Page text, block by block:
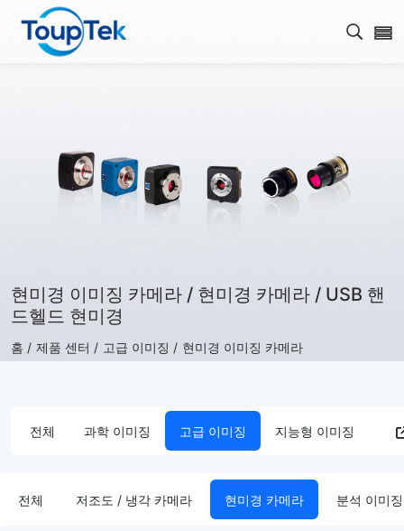
검색
현미경 이미징 카메라 / 현미경 카메라 / USB 핸
드헬드 현미경
홈 / 제품 센터 / 고급 이미징 / 현미경 이미징 카메라
전체 과학 이미징 고급 이미징 지능형 이미징
전체 저조도 / 냉각 카메라 현미경 카메라 분석 이미